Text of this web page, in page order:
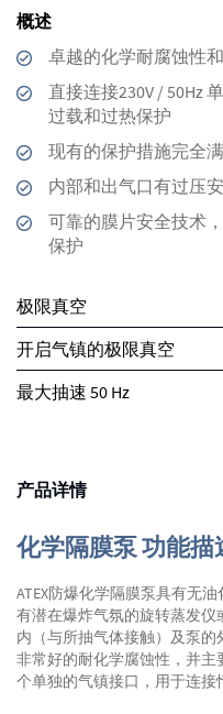
概述
卓越的化学耐腐蚀性
直接连接230V / 50Hz
过载和过热保护
现有的保护措施完全
内部和出气口有过压
可靠的膜片安全技术
保护
极限真空
开启气镇的极限真空
最大抽速 50 Hz
产品详情
化学隔膜泵 功能描
ATEX防爆化学隔膜泵具有无
有潜在爆炸气氛的旋转蒸发仪
内（与所抽气体接触）及泵
非常好的耐化学腐蚀性，并
个单独的气镇接口，用于连接